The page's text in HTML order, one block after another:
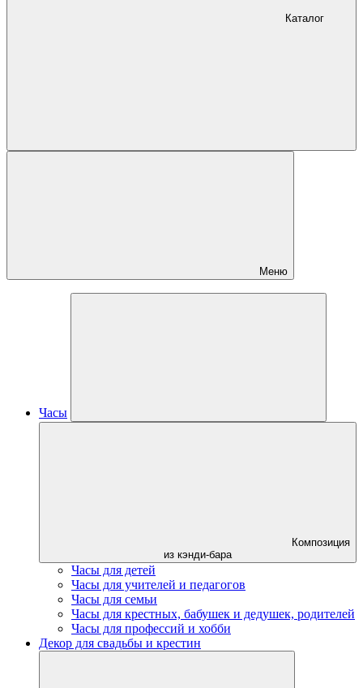
Каталог
Меню
Часы
Композиция
из кэнди-бара
Часы для детей
Часы для учителей и педагогов
Часы для семьи
Часы для крестных, бабушек и дедушек, родителей
Часы для профессий и хобби
Декор для свадьбы и крестин